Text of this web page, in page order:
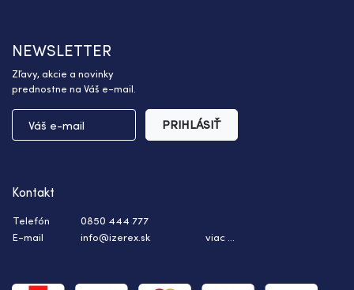
NEWSLETTER
Zľavy, akcie a novinky
prednostne na Váš e-mail.
PRIHLÁSIŤ
Kontakt
Telefón
0850 444 777
E-mail
info@izerex.sk viac ...